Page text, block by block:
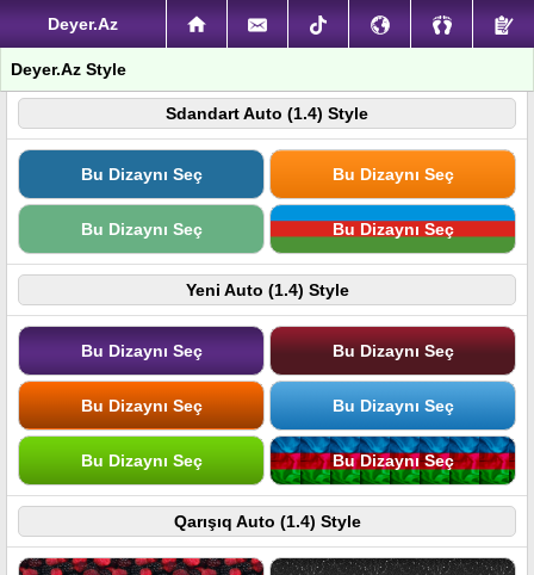
Deyer.Az
Deyer.Az Style
Sdandart Auto (1.4) Style
Bu Dizaynı Seç Bu Dizaynı Seç
Bu Dizaynı Seç Bu Dizaynı Seç
Yeni Auto (1.4) Style
Bu Dizaynı Seç Bu Dizaynı Seç
Bu Dizaynı Seç Bu Dizaynı Seç
Bu Dizaynı Seç Bu Dizaynı Seç
Qarışıq Auto (1.4) Style